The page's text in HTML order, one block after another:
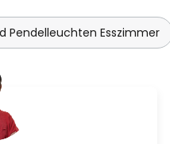
Pendelleuchten Esszimmer